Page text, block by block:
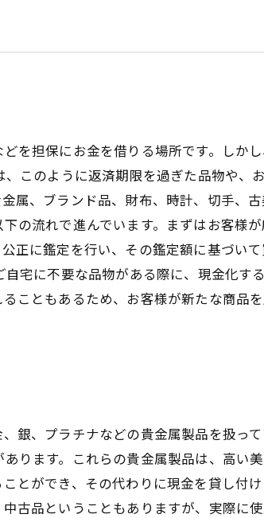
を担保にお金を借りる場所です。しか
このように返済期限を過ぎた品物や、
属、ブランド品、財布、時計、切手、
の流れで進んでいます。まずはお客様
正に鑑定を行い、その鑑定額に基づい
宅に不要な品物がある際に、現金化す
こともあるため、お客様が新たな商品
銀、プラチナなどの貴金属製品を扱っ
ります。これらの貴金属製品は、高い
とができ、その代わりに現金を貸し付
古品ということもありますが、実際に